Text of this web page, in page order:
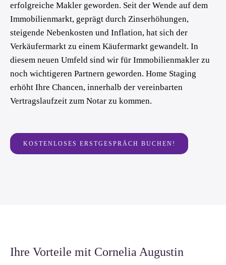
erfolgreiche Makler geworden. Seit der Wende auf dem
Immobilienmarkt, geprägt durch Zinserhöhungen,
steigende Nebenkosten und Inflation, hat sich der
Verkäufermarkt zu einem Käufermarkt gewandelt. In
diesem neuen Umfeld sind wir für Immobilienmakler zu
noch wichtigeren Partnern geworden. Home Staging
erhöht Ihre Chancen, innerhalb der vereinbarten
Vertragslaufzeit zum Notar zu kommen.
KOSTENLOSES ERSTGESPRÄCH BUCHEN!
Ihre Vorteile mit Cornelia Augustin